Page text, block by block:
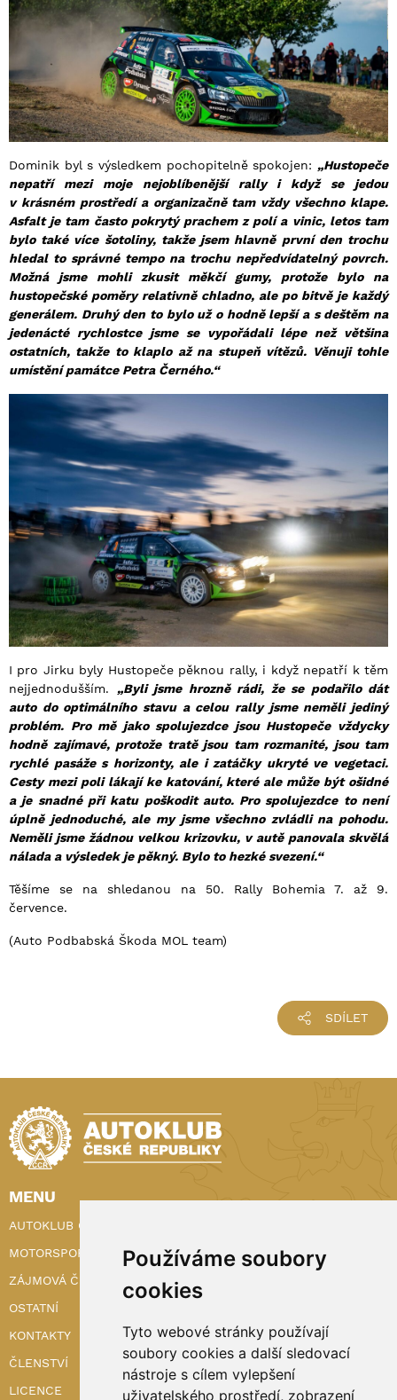
Používáme soubory
cookies
Tyto webové stránky používají
soubory cookies a další sledovací
nástroje s cílem vylepšení
uživatelského prostředí, zobrazení
Dominik byl s výsledkem pochopitelně spokojen: „Hustopeče
nepatří mezi moje nejoblíbenější rally i když se jedou
v krásném prostředí a organizačně tam vždy všechno klape.
Asfalt je tam často pokrytý prachem z polí a vinic, letos tam
bylo také více šotoliny, takže jsem hlavně první den trochu
hledal to správné tempo na trochu nepředvídatelný povrch.
Možná jsme mohli zkusit měkčí gumy, protože bylo na
hustopečské poměry relativně chladno, ale po bitvě je každý
generálem. Druhý den to bylo už o hodně lepší a s deštěm na
jedenácté rychlostce jsme se vypořádali lépe než většina
ostatních, takže to klaplo až na stupeň vítězů. Věnuji tohle
umístění památce Petra Černého.“
I pro Jirku byly Hustopeče pěknou rally, i když nepatří k těm
nejjednodušším. „Byli jsme hrozně rádi, že se podařilo dát
auto do optimálního stavu a celou rally jsme neměli jediný
problém. Pro mě jako spolujezdce jsou Hustopeče vždycky
hodně zajímavé, protože tratě jsou tam rozmanité, jsou tam
rychlé pasáže s horizonty, ale i zatáčky ukryté ve vegetaci.
Cesty mezi poli lákají ke katování, které ale může být ošidné
a je snadné při katu poškodit auto. Pro spolujezdce to není
úplně jednoduché, ale my jsme všechno zvládli na pohodu.
Neměli jsme žádnou velkou krizovku, v autě panovala skvělá
nálada a výsledek je pěkný. Bylo to hezké svezení.“
Těšíme se na shledanou na 50. Rally Bohemia 7. až 9.
července.
(Auto Podbabská Škoda MOL team)
SDÍLET
MENU
AUTOKLUB ČR
MOTORSPORT
ZÁJMOVÁ ČINNOST
OSTATNÍ
KONTAKTY
ČLENSTVÍ
LICENCE